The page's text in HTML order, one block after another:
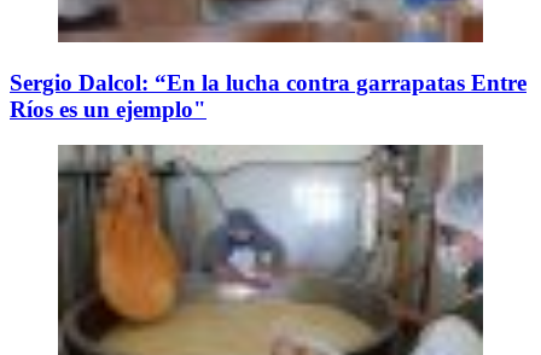
Sergio Dalcol: “En la lucha contra garrapatas Entre
Ríos es un ejemplo"